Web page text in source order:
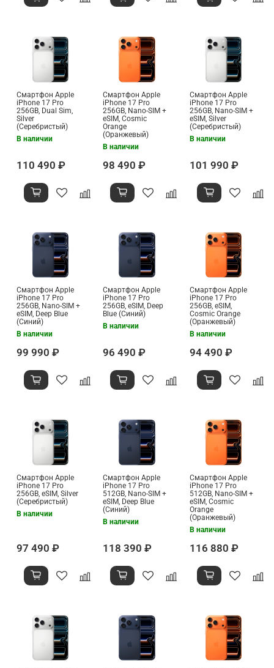
Смартфон Apple
iPhone 17 Pro
256GB, Dual Sim,
Silver
(Серебристый)
В наличии
110 490 ₽
Смартфон Apple
iPhone 17 Pro
256GB, Nano-SIM +
eSIM, Cosmic
Orange
(Оранжевый)
В наличии
98 490 ₽
Смартфон Apple
iPhone 17 Pro
256GB, Nano-SIM +
eSIM, Silver
(Серебристый)
В наличии
101 990 ₽
Смартфон Apple
iPhone 17 Pro
256GB, Nano-SIM +
eSIM, Deep Blue
(Синий)
В наличии
99 990 ₽
Смартфон Apple
iPhone 17 Pro
256GB, eSIM, Deep
Blue (Синий)
В наличии
96 490 ₽
Смартфон Apple
iPhone 17 Pro
256GB, eSIM,
Cosmic Orange
(Оранжевый)
В наличии
94 490 ₽
Смартфон Apple
iPhone 17 Pro
256GB, eSIM, Silver
(Серебристый)
В наличии
97 490 ₽
Смартфон Apple
iPhone 17 Pro
512GB, Nano-SIM +
eSIM, Deep Blue
(Синий)
В наличии
118 390 ₽
Смартфон Apple
iPhone 17 Pro
512GB, Nano-SIM +
eSIM, Cosmic
Orange
(Оранжевый)
В наличии
116 880 ₽